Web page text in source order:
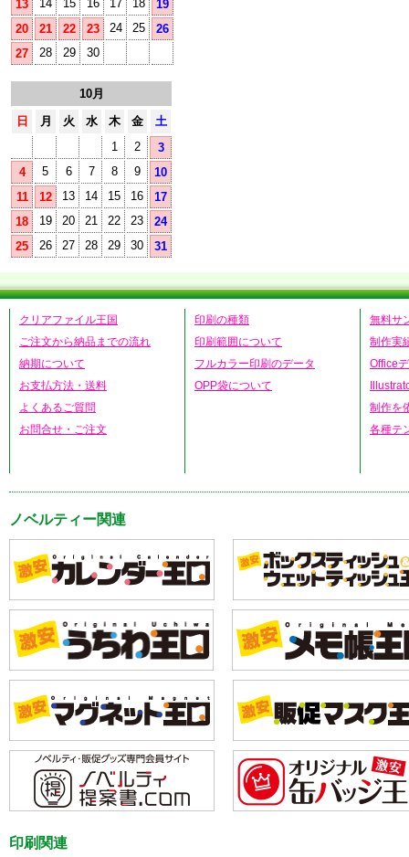
13 14 15 16 17 18
19
20
21 22 23 24 25
26
27
28 29 30
10月
日
月 火 水 木 金
土
1
2
3
4
5 6 7 8 9
10
11
12 13 14 15 16
17
18
19 20 21 22 23
24
25
26 27 28 29 30 31
クリアファイル王国
ご注文から納品までの流れ
納期について
お支払方法・送料
よくあるご質問
お問合せ・ご注文
印刷の種類
印刷範囲について
フルカラー印刷のデータ
OPP袋について
無料サ
制作実
Office
制作を
各種テ
ノベルティー関連
印刷関連